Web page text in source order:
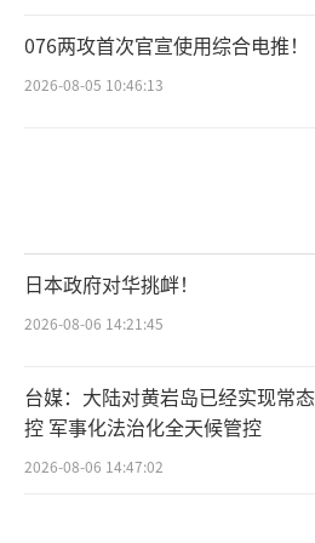
076两攻首次官宣使用综合电推！
2026-08-05 10:46:13
日本政府对华挑衅！
2026-08-06 14:21:45
台媒：大陆对黄岩岛已经实现常
控 军事化法治化全天候管控
2026-08-06 14:47:02